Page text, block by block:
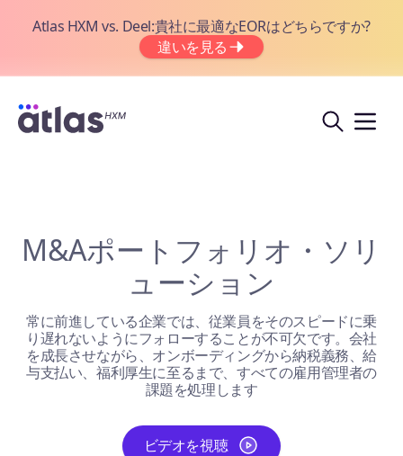
Atlas HXM vs. Deel:貴社に最適なEORはどちらですか?
違いを見る
M&Aポートフォリオ・ソリ
ューション
常に前進している企業では、従業員をそのスピードに乗
り遅れないようにフォローすることが不可欠です。会社
を成長させながら、オンボーディングから納税義務、給
与支払い、福利厚生に至るまで、すべての雇用管理者の
課題を処理します
ビデオを視聴